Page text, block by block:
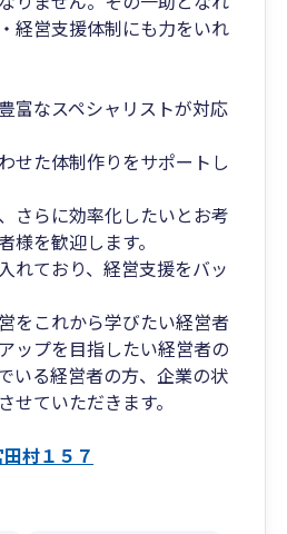
経営支援体制にも力をいれ
富なスペシャリストが対応
せた体制作りをサポートし
さらに効率化したいとお考
様を歓迎します。
れており、経営支援をバッ
をこれから学びたい経営者
ップを目指したい経営者の
いる経営者の方、企業の状
せていただきます。
村１５７